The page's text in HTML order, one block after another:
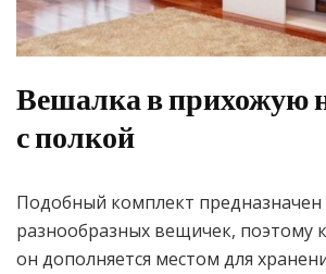
Вешалка в прихожую
с полкой
Подобный комплект
разнообразных вещичек, поэтому
он дополняется местом для